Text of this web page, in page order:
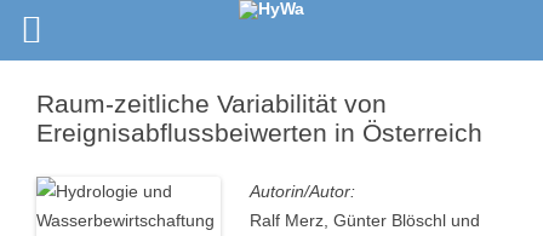
Raum-zeitliche Variabilität von
Ereignisabflussbeiwerten in Österreich
Autorin/Autor:
Ralf Merz, Günter Blöschl und